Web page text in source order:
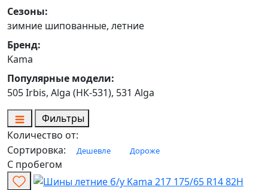
Сезоны:
зимние шипованные, летние
Бренд:
Kama
Популярные модели:
505 Irbis, Alga (НК-531), 531 Alga
Фильтры
Количество от:
Сортировка:
Дешевле Дороже
С пробегом